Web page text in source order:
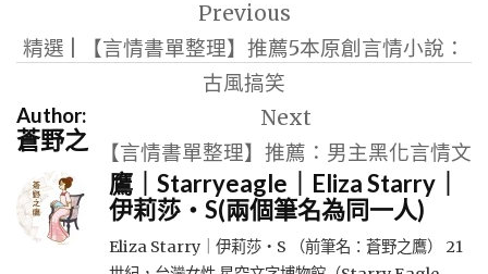
導
覽
Previous
精選 | 【言情書單整理】推薦5本原創言情小說：
古風搞笑
Next
【言情書單整理】推薦：男主黑化言情文
Author:
蒼野之
鷹｜Starryeagle｜Eliza Starry｜
伊莉莎・S(兩個筆名為同一人)
Eliza Starry｜伊莉莎・S （前筆名：蒼野之鷹） 21